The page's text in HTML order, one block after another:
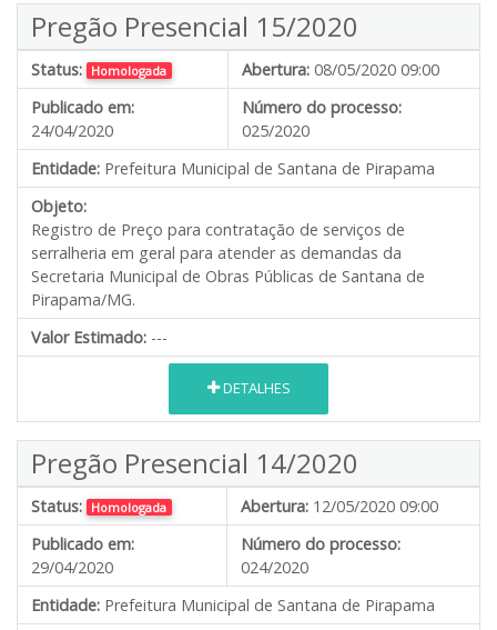
Pregão Presencial 15/2020
Status: Homologada Abertura: 08/05/2020 09:00
Publicado em:
24/04/2020
Número do processo:
025/2020
Entidade: Prefeitura Municipal de Santana de Pirapama
Objeto:
Registro de Preço para contratação de serviços de
serralheria em geral para atender as demandas da
Secretaria Municipal de Obras Públicas de Santana de
Pirapama/MG.
Valor Estimado: ---
DETALHES
Pregão Presencial 14/2020
Status: Homologada Abertura: 12/05/2020 09:00
Publicado em:
29/04/2020
Número do processo:
024/2020
Entidade: Prefeitura Municipal de Santana de Pirapama